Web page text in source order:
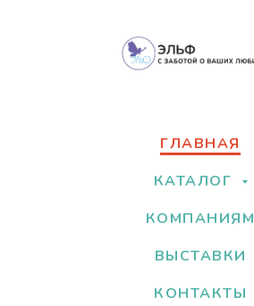
ГЛАВНАЯ
КАТАЛОГ
КОМПАНИЯМ
ВЫСТАВКИ
КОНТАКТЫ